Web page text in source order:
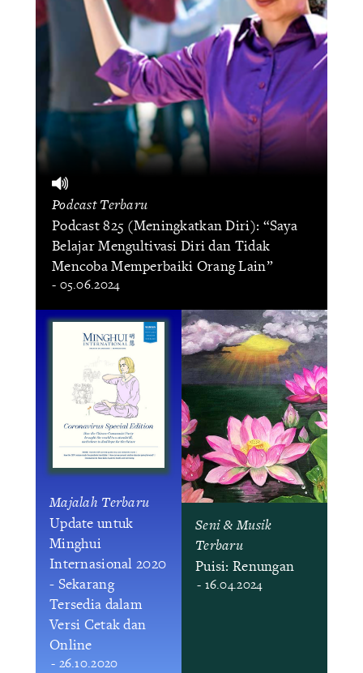
Podcast Terbaru
Podcast 825 (Meningkatkan Diri): “Saya
Belajar Mengultivasi Diri dan Tidak
Mencoba Memperbaiki Orang Lain”
- 05.06.2024
Majalah Terbaru
Update untuk
Minghui
Internasional 2020
- Sekarang
Tersedia dalam
Versi Cetak dan
Online
- 26.10.2020
Seni & Musik
Terbaru
Puisi: Renungan
- 16.04.2024